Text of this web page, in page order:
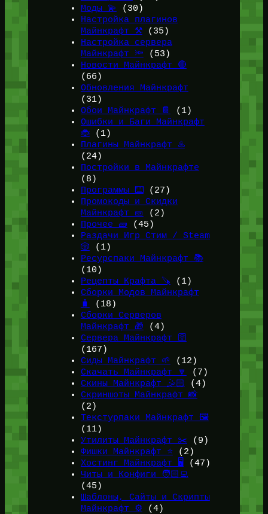
Моды 💫
(30)
Настройка плагинов
Майнкрафт ⚒️(35)
Настройка сервера
Майнкрафт 🔦 (53)
Новости Майнкрафт 🔴
(66)
Обновления Майнкрафт
(31)
Обои Майнкрафт 📔
(1)
Ошибки и Баги Майнкрафт
🐞(1)
Плагины Майнкрафт ♨️
(24)
Постройки в Майнкрафте
(8)
Программы ⌨️ (27)
Промокоды и Скидки
Майнкрафт 🎫
(2)
Прочее 🧱 (45)
Раздачи Игр Стим / Steam
🎲 (1)
Ресурспаки Майнкрафт 📚
(10)
Рецепты Крафта 🪚 (1)
Сборки Модов Майнкрафт
🧳
(18)
Сборки Серверов
Майнкрафт 🎁 (4)
Сервера Майнкрафт 🛜
(167)
Сиды Майнкрафт 🌱
(12)
Скачать Майнкрафт 🔽
(7)
Скины Майнкрафт 🤹🏻
(4)
Скриншоты Майнкрафт 📸
(2)
Текстурпаки Майнкрафт 🖼️
(11)
Утилиты Майнкрафт ✂️ (9)
Фишки Майнкрафт ⭐(2)
Хостинг Майнкрафт 🖥️ (47)
Читы и Конфиги 🧑🏻‍💻
(45)
Шаблоны, Сайты и Скрипты
Майнкрафт ⚙️ (4)